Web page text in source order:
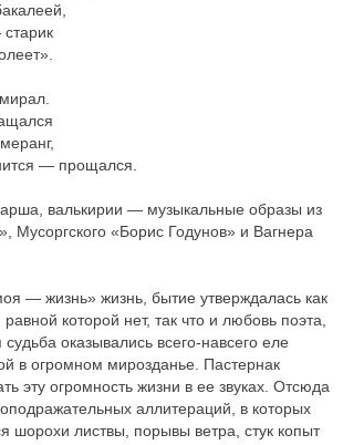
— прощался.
валькирии — музыкальные образы из
Мусоргского «Борис Годунов» и Вагнера
— жизнь» жизнь, бытие утверждалась как
которой нет, так что и любовь поэта,
судьба оказывались всего-навсего еле
в огромном мирозданье. Пастернак
эту огромность жизни в ее звуках. Отсюда
аллитераций, в которых
шорохи листвы, порывы ветра, стук копыт